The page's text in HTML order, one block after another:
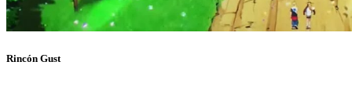
Rincón Gust